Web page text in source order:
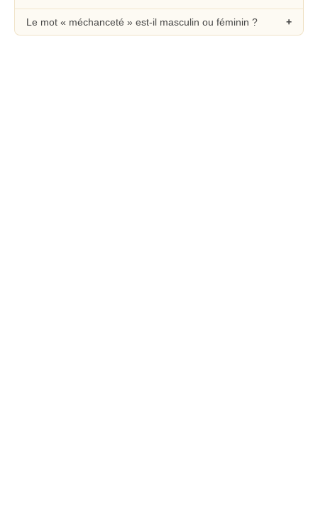
Le mot « méchanceté » est-il masculin ou féminin ?